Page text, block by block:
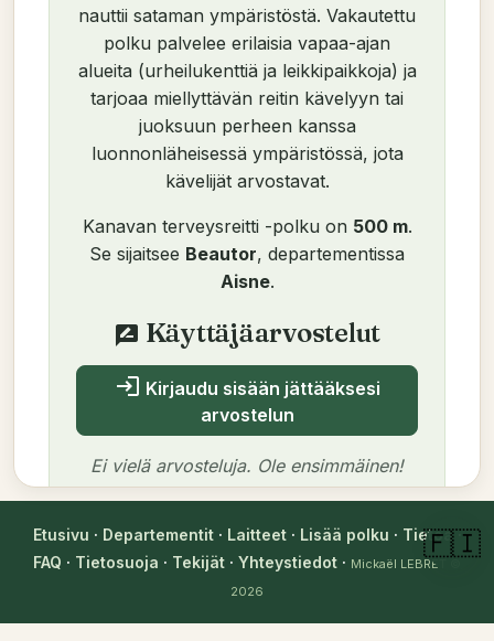
nauttii sataman ympäristöstä. Vakautettu
polku palvelee erilaisia vapaa-ajan
alueita (urheilukenttiä ja leikkipaikkoja) ja
tarjoaa miellyttävän reitin kävelyyn tai
juoksuun perheen kanssa
luonnonläheisessä ympäristössä, jota
kävelijät arvostavat.
Kanavan terveysreitti -polku on 500 m.
Se sijaitsee Beautor, departementissa
Aisne.
rate_review Käyttäjäarvostelut
login Kirjaudu sisään jättääksesi
arvostelun
Ei vielä arvosteluja. Ole ensimmäinen!
Tekijä
Mickaël LEBRET
Etusivu · Departementit· Laitteet· Lisää polku · Tietoa·
FAQ · Tietosuoja · Tekijät · Yhteystiedot · Mickaël LEBRET
2026
🇫🇮